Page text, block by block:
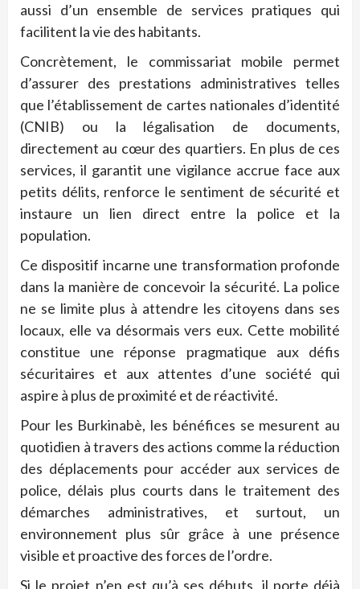
aussi d’un ensemble de services pratiques qui
facilitent la vie des habitants.
Concrètement, le commissariat mobile permet
d’assurer des prestations administratives telles
que l’établissement de cartes nationales d’identité
(CNIB) ou la légalisation de documents,
directement au cœur des quartiers. En plus de ces
services, il garantit une vigilance accrue face aux
petits délits, renforce le sentiment de sécurité et
instaure un lien direct entre la police et la
population.
Ce dispositif incarne une transformation profonde
dans la manière de concevoir la sécurité. La police
ne se limite plus à attendre les citoyens dans ses
locaux, elle va désormais vers eux. Cette mobilité
constitue une réponse pragmatique aux défis
sécuritaires et aux attentes d’une société qui
aspire à plus de proximité et de réactivité.
Pour les Burkinabè, les bénéfices se mesurent au
quotidien à travers des actions comme la réduction
des déplacements pour accéder aux services de
police, délais plus courts dans le traitement des
démarches administratives, et surtout, un
environnement plus sûr grâce à une présence
visible et proactive des forces de l’ordre.
Si le projet n’en est qu’à ses débuts, il porte déjà